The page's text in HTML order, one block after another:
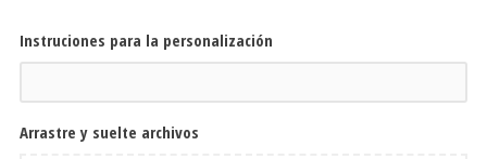
Instruciones para la personalización
Arrastre y suelte archivos